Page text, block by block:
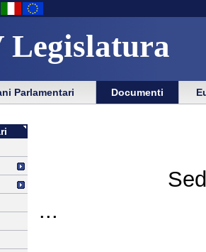
Legislatura
Parlamentari Documenti
...